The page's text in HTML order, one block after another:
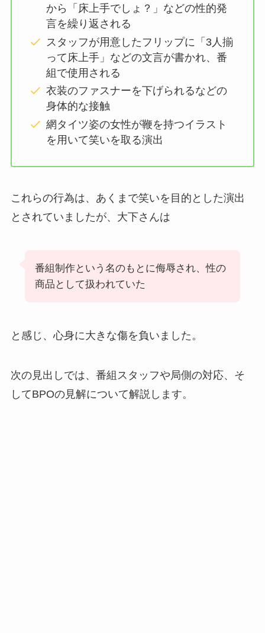
から「床上手でしょ？」などの性的発
言を繰り返される
スタッフが用意したフリップに「3人揃
って床上手」などの文言が書かれ、番
組で使用される
衣装のファスナーを下げられるなどの
身体的な接触
網タイツ姿の女性が鞭を持つイラスト
を用いて笑いを取る演出
これらの行為は、あくまで笑いを目的とした演出
とされていましたが、大下さんは
番組制作という名のもとに侮辱され、性の
商品として扱われていた
と感じ、心身に大きな傷を負いました。
次の見出しでは、番組スタッフや局側の対応、そ
してBPOの見解について解説します。